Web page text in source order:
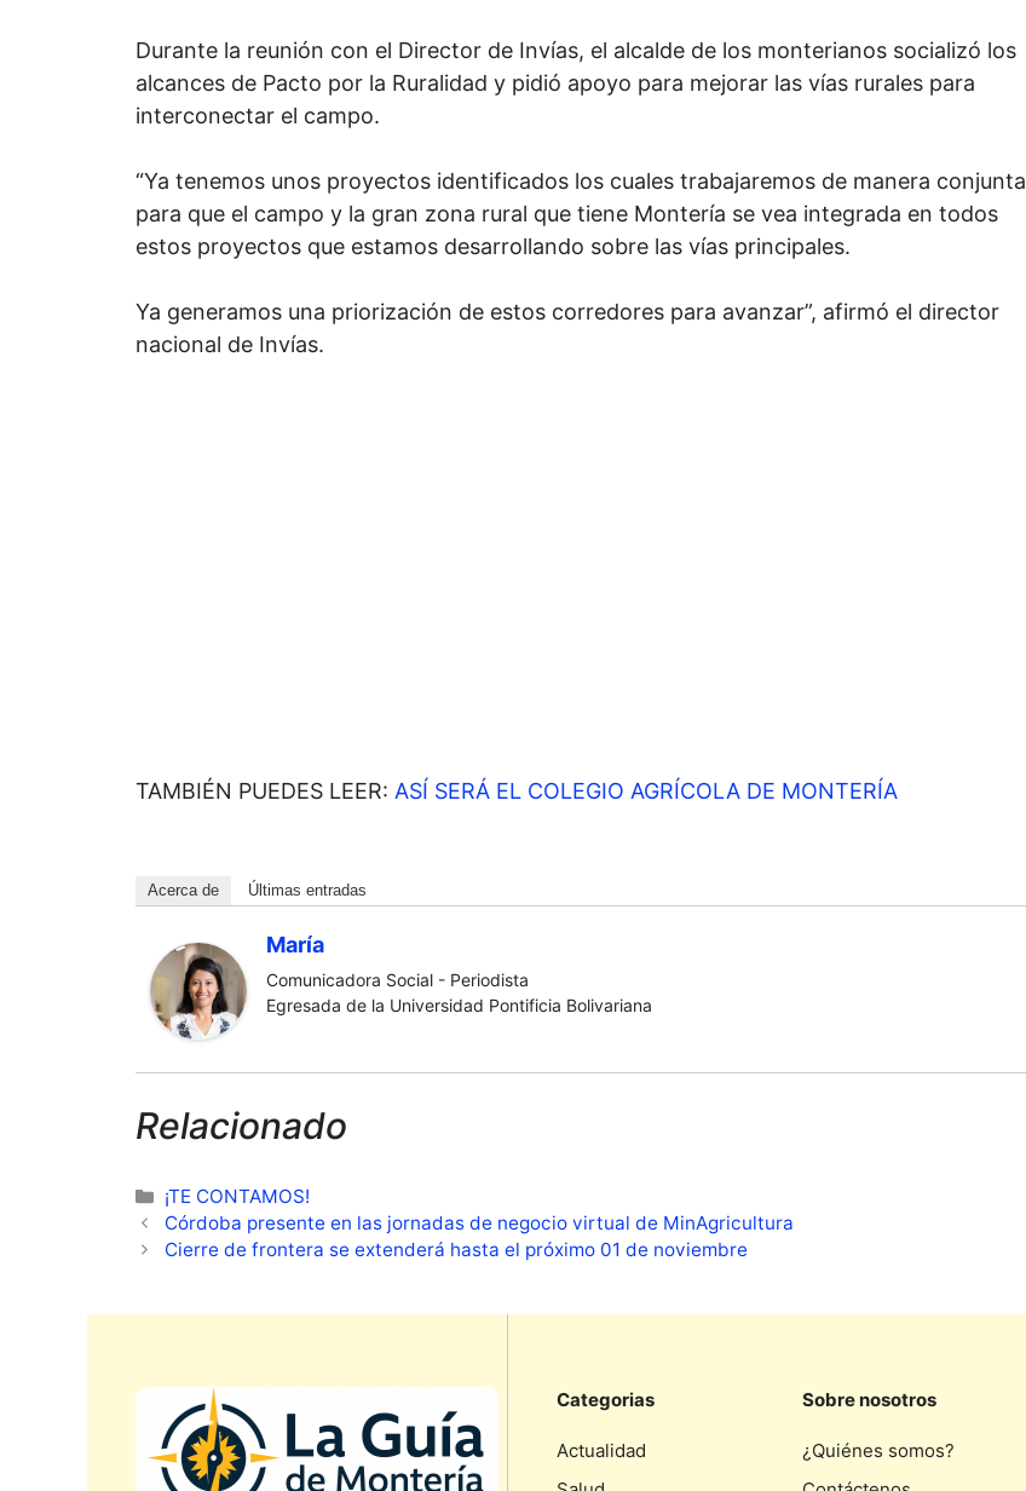
Durante la reunión con el Director de Invías, el alcalde de los monterianos socializó los
alcances de Pacto por la Ruralidad y pidió apoyo para mejorar las vías rurales para
interconectar el campo.
“Ya tenemos unos proyectos identificados los cuales trabajaremos de manera conjunta
para que el campo y la gran zona rural que tiene Montería se vea integrada en todos
estos proyectos que estamos desarrollando sobre las vías principales.
Ya generamos una priorización de estos corredores para avanzar”, afirmó el director
nacional de Invías.
TAMBIÉN PUEDES LEER: ASÍ SERÁ EL COLEGIO AGRÍCOLA DE MONTERÍA
Acerca de Últimas entradas
María
Comunicadora Social - Periodista
Egresada de la Universidad Pontificia Bolivariana
Relacionado
Categorías
¡TE CONTAMOS!
Córdoba presente en las jornadas de negocio virtual de MinAgricultura
Cierre de frontera se extenderá hasta el próximo 01 de noviembre
Categorias
Actualidad
Sobre nosotros
¿Quiénes somos?